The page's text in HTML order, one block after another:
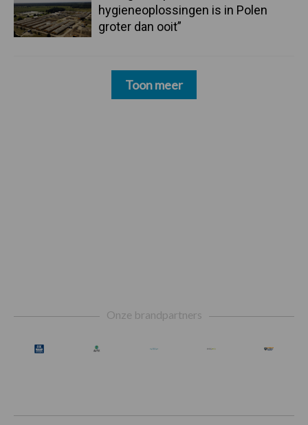
hygieneoplossingen is in Polen
groter dan ooit”
Toon meer
Onze brandpartners